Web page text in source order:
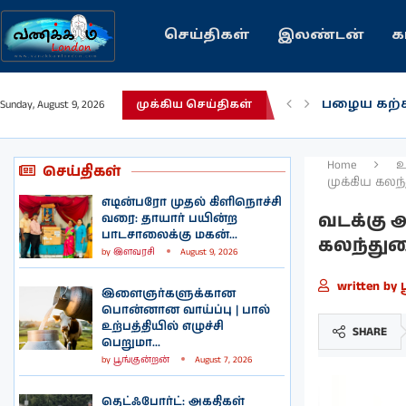
செய்திகள் இலண்டன்
Sunday, August 9, 2026 முக்கிய செய்திகள்
பழைய
செய்திகள்
எடின்பரோ முதல் கிளிநொச்சி
வரை: தாயார் பயின்ற
பாடசாலைக்கு மகன்...
by இளவரசி August 9, 2026
இளைஞர்களுக்கான
பொன்னான வாய்ப்பு | பால்
உற்பத்தியில் எழுச்சி
பெறுமா...
by பூங்குன்றன் August 7, 2026
தெட்ஃபோர்ட்: அகதிகள்
Home
முக்கிய
வடக்கு
written by
SHARE